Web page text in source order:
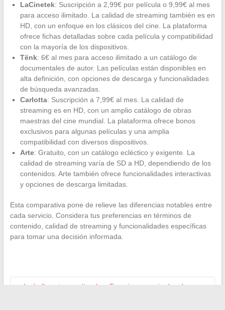
LaCinetek: Suscripción a 2,99€ por película o 9,99€ al mes
para acceso ilimitado. La calidad de streaming también es en
HD, con un enfoque en los clásicos del cine. La plataforma
ofrece fichas detalladas sobre cada película y compatibilidad
con la mayoría de los dispositivos.
Tënk: 6€ al mes para acceso ilimitado a un catálogo de
documentales de autor. Las películas están disponibles en
alta definición, con opciones de descarga y funcionalidades
de búsqueda avanzadas.
Carlotta: Suscripción a 7,99€ al mes. La calidad de
streaming es en HD, con un amplio catálogo de obras
maestras del cine mundial. La plataforma ofrece bonos
exclusivos para algunas películas y una amplia
compatibilidad con diversos dispositivos.
Arte: Gratuito, con un catálogo ecléctico y exigente. La
calidad de streaming varía de SD a HD, dependiendo de los
contenidos. Arte también ofrece funcionalidades interactivas
y opciones de descarga limitadas.
Esta comparativa pone de relieve las diferencias notables entre
cada servicio. Considera tus preferencias en términos de
contenido, calidad de streaming y funcionalidades específicas
para tomar una decisión informada.
La belleza transcultural en Francia: una mirada a los